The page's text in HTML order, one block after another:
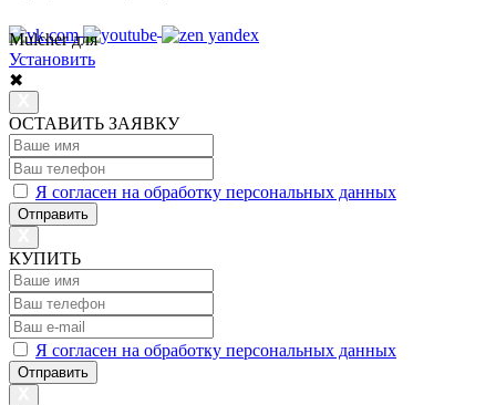
8 800 7777 152
Mulcher для
Установить
✖
ОСТАВИТЬ ЗАЯВКУ
Я согласен на обработку персональных данных
Отправить
КУПИТЬ
Я согласен на обработку персональных данных
Отправить